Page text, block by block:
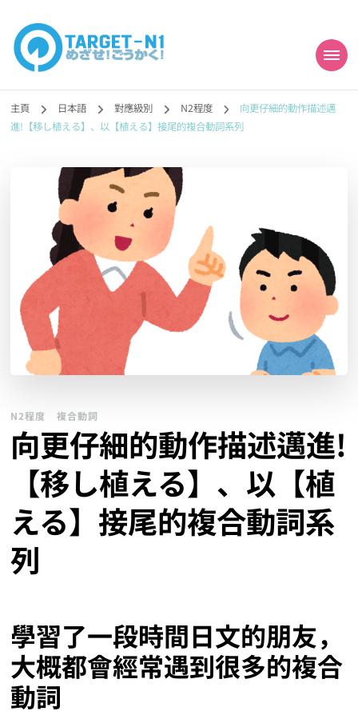
目標!!日本語能力試
N1合格
勉強コンテンツも追加予定!!】
主頁 日本語 對應級別 N2程度
向更仔細的動作描述邁
進!【移し植える】、以【植える】接尾的複合動詞系列
N2程度 複合動詞
向更仔細的動作描述邁進!
【移し植える】、以【植
える】接尾的複合動詞系
列
學習了一段時間日文的朋友，
大概都會經常遇到很多的複合
動詞